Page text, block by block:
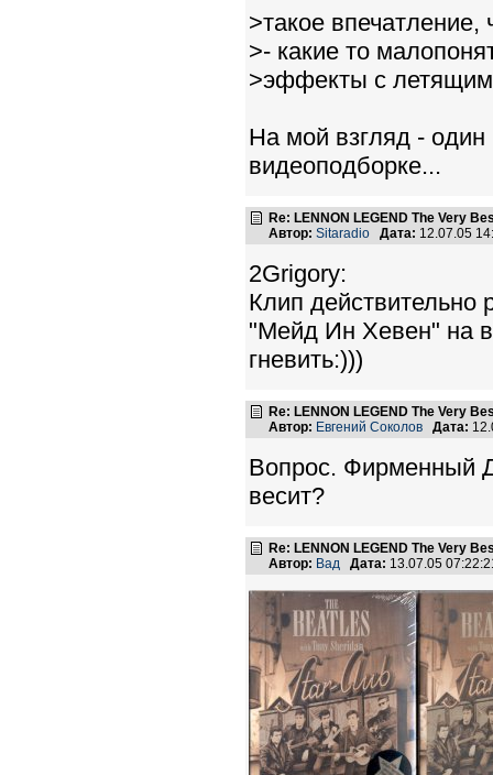
>такое
>- какие то
>эффекты с
На мой взгляд -
видеоподборке...
Re: LENNON LEGEND The Very
Автор: Sitaradio Дата: 12.07.05
2Grigory:
Клип действительно
"Мейд Ин Хевен" на
гневить:)))
Re: LENNON LEGEND The Very
Автор: Евгений Соколов Дата:
Вопрос. Фирменный
весит?
Re: LENNON LEGEND The Very
Автор: Вад Дата: 13.07.05